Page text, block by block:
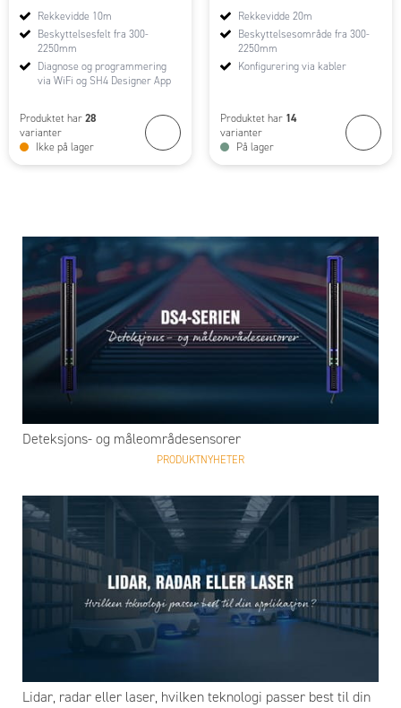
Rekkevidde 10m
Beskyttelsesfelt fra 300-
2250mm
Diagnose og programmering
via WiFi og SH4 Designer App
Produktet har 28
varianter
Ikke på lager
Rekkevidde 20m
Beskyttelsesområde fra 300-
2250mm
Konfigurering via kabler
Produktet har 14
varianter
På lager
Deteksjons- og måleområdesensorer
PRODUKTNYHETER
Lidar, radar eller laser, hvilken teknologi passer best til din